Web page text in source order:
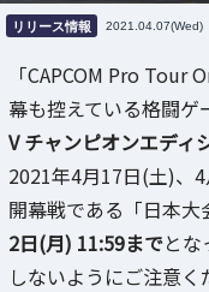
リリース情報 2021.04.07(Wed)
「CAPCOM Pro Tour
幕も控えている格闘ゲ
V チャンピオンエディ
2021年4月17日(土)、
開幕戦である「日本大
2日(月) 11:59までと
しないようにご注意く